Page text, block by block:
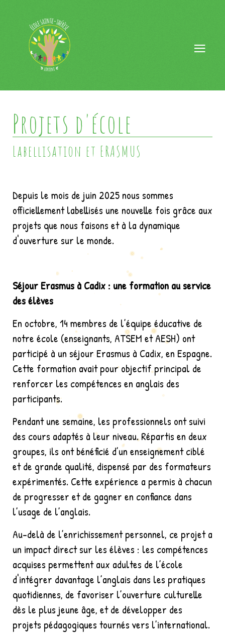
Projets d'école
Labellisation et ERASMUS
Depuis le mois de juin 2025 nous sommes
officiellement labellisés une nouvelle fois grâce aux
projets que nous faisons et à la dynamique
d'ouverture sur le monde.
Séjour Erasmus à Cadix : une formation au service
des élèves
En octobre, 14 membres de l’équipe éducative de
notre école (enseignants, ATSEM et AESH) ont
participé à un séjour Erasmus à Cadix, en Espagne.
Cette formation avait pour objectif principal de
renforcer les compétences en anglais des
participants.
Pendant une semaine, les professionnels ont suivi
des cours adaptés à leur niveau. Répartis en deux
groupes, ils ont bénéficié d’un enseignement ciblé
et de grande qualité, dispensé par des formateurs
expérimentés. Cette expérience a permis à chacun
de progresser et de gagner en confiance dans
l’usage de l’anglais.
Au-delà de l’enrichissement personnel, ce projet a
un impact direct sur les élèves : les compétences
acquises permettent aux adultes de l’école
d'intégrer davantage l’anglais dans les pratiques
quotidiennes, de favoriser l’ouverture culturelle
dès le plus jeune âge, et de développer des
projets pédagogiques tournés vers l’international.